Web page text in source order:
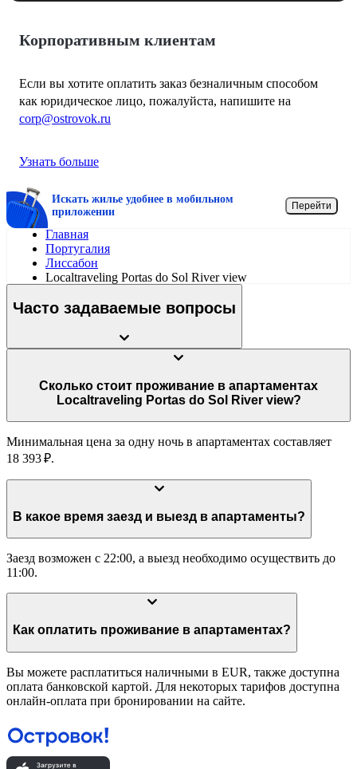
Корпоративным клиентам
Если вы хотите оплатить заказ безналичным способом
как юридическое лицо, пожалуйста, напишите на
corp@ostrovok.ru
Узнать больше
Искать жилье удобнее в мобильном
приложении
Перейти
Главная
Португалия
Лиссабон
Localtraveling Portas do Sol River view
Часто задаваемые вопросы
Сколько стоит проживание в апартаментах
Localtraveling Portas do Sol River view?
Минимальная цена за одну ночь в апартаментах составляет
18 393 ₽.
В какое время заезд и выезд в апартаменты?
Заезд возможен с 22:00, а выезд необходимо осуществить до
11:00.
Как оплатить проживание в апартаментах?
Вы можете расплатиться наличными в EUR, также доступна
оплата банковской картой. Для некоторых тарифов доступна
онлайн-оплата при бронировании на сайте.